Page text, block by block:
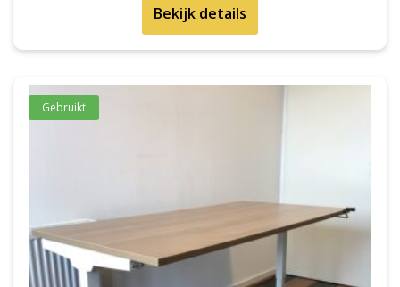
Bekijk details
Gebruikt